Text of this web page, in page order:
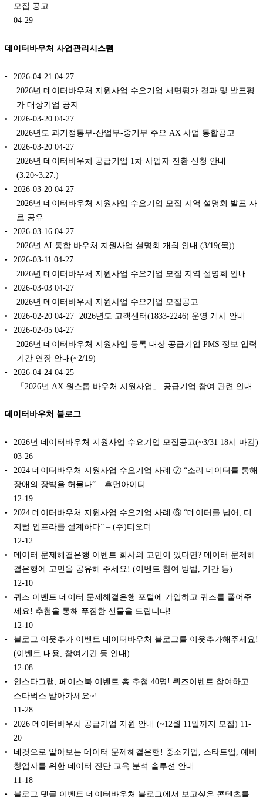
모집 공고
04-29
데이터바우처 사업관리시스템
2026-04-21 04-27
2026년 데이터바우처 지원사업 수요기업 서면평가 결과 및 발표평
가 대상기업 공지
2026-03-20 04-27
2026년도 과기정통부-산업부-중기부 주요 AX 사업 통합공고
2026-03-20 04-27
2026년 데이터바우처 공급기업 1차 사업자 전환 신청 안내
(3.20~3.27.)
2026-03-20 04-27
2026년 데이터바우처 지원사업 수요기업 모집 지역 설명회 발표 자
료 공유
2026-03-16 04-27
2026년 AI 통합 바우처 지원사업 설명회 개최 안내 (3/19(목))
2026-03-11 04-27
2026년 데이터바우처 지원사업 수요기업 모집 지역 설명회 안내
2026-03-03 04-27
2026년 데이터바우처 지원사업 수요기업 모집공고
2026-02-20 04-27
2026년도 고객센터(1833-2246) 운영 개시 안내
2026-02-05 04-27
2026년 데이터바우처 지원사업 등록 대상 공급기업 PMS 정보 입력
기간 연장 안내(~2/19)
2026-04-24 04-25
「2026년 AX 원스톱 바우처 지원사업」 공급기업 참여 관련 안내
데이터바우처 블로그
2026년 데이터바우처 지원사업 수요기업 모집공고(~3/31 18시 마감)
03-26
2024 데이터바우처 지원사업 수요기업 사례 ⑦ “소리 데이터를 통해
장애의 장벽을 허물다” – 휴먼아이티
12-19
2024 데이터바우처 지원사업 수요기업 사례 ⑥ “데이터를 넘어, 디
지털 인프라를 설계하다” – (주)티오더
12-12
데이터 문제해결은행 이벤트 회사의 고민이 있다면? 데이터 문제해
결은행에 고민을 공유해 주세요! (이벤트 참여 방법, 기간 등)
12-10
퀴즈 이벤트 데이터 문제해결은행 포털에 가입하고 퀴즈를 풀어주
세요! 추첨을 통해 푸짐한 선물을 드립니다!
12-10
블로그 이웃추가 이벤트 데이터바우처 블로그를 이웃추가해주세요!
(이벤트 내용, 참여기간 등 안내)
12-08
인스타그램, 페이스북 이벤트 총 추첨 40명! 퀴즈이벤트 참여하고
스타벅스 받아가세요~!
11-28
2026 데이터바우처 공급기업 지원 안내 (~12월 11일까지 모집) 11-
20
네컷으로 알아보는 데이터 문제해결은행! 중소기업, 스타트업, 예비
창업자를 위한 데이터 진단 교육 분석 솔루션 안내
11-18
블로그 댓글 이벤트 데이터바우처 블로그에서 보고싶은 콘텐츠를